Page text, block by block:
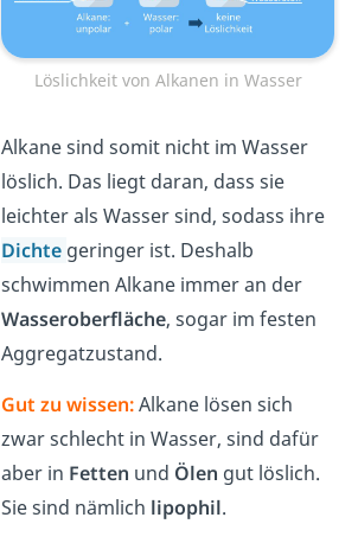
Löslichkeit von Alkanen in Wasser
Alkane sind somit nicht im Wasser
löslich. Das liegt daran, dass sie
leichter als Wasser sind, sodass ihre
Dichte geringer ist. Deshalb
schwimmen Alkane immer an der
Wasseroberfläche, sogar im festen
Aggregatzustand.
Gut zu wissen:Alkane lösen sich
zwar schlecht in Wasser, sind dafür
aber in Fetten und Ölen gut löslich.
Sie sind nämlich lipophil.